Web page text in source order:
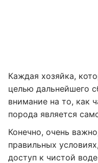
Каждая хозяйка,
целью дальнейшего
внимание на то, как
порода является
Конечно, очень
правильных
доступ к чистой